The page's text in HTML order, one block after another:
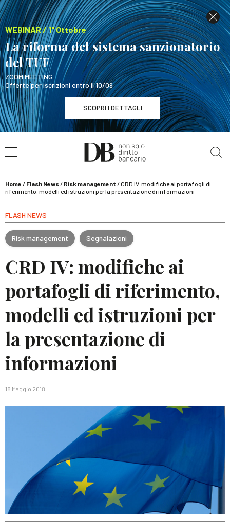
WEBINAR / 1° Ottobre
La riforma del sistema sanzionatorio
del TUF
ZOOM MEETING
Offerte per iscrizioni entro il 10/09
SCOPRI I DETTAGLI
WEBINAR / 1° Ottobre
La riforma del sistema sanzionatorio del TUF
Home / Flash News/ Risk management /CRD IV: modifiche ai portafogli di
riferimento, modelli ed istruzioni per la presentazione di informazioni
FLASH NEWS
Risk management Segnalazioni
CRD IV: modifiche ai
portafogli di riferimento,
modelli ed istruzioni per
la presentazione di
informazioni
18 Maggio 2018